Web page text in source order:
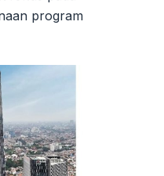
program